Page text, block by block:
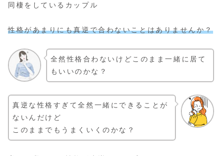
同棲をしているカップル
性格があまりにも真逆で合わないことはありませんか？
全然性格合わないけどこのまま一緒に居て
もいいのかな？
真逆な性格すぎて全然一緒にできることが
ないんだけど
このままでもうまくいくのかな？